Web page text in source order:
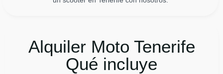
Alquiler Moto Tenerife
Qué incluye